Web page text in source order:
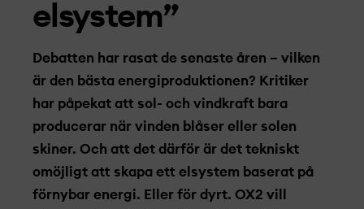
elsystem”
Debatten har rasat de senaste åren – vilken
är den bästa energiproduktionen? Kritiker
har påpekat att sol- och vindkraft bara
producerar när vinden blåser eller solen
skiner. Och att det därför är det tekniskt
omöjligt att skapa ett elsystem baserat på
förnybar energi. Eller för dyrt. OX2 vill